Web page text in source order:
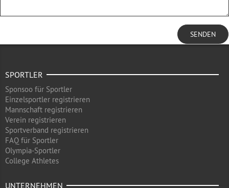
SENDEN
SPORTLER
Sponsoo für Sportler
Einzelsportler registrieren
Mannschaft registrieren
Verein registrieren
Sportverband registrieren
FAQ für Sportler
Olympia-Sportler
College Athletes
UNTERNEHMEN